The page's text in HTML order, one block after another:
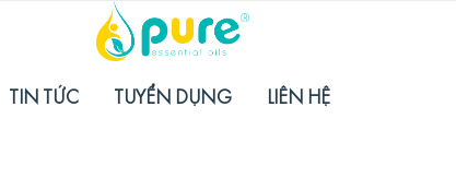
TIN TỨC TUYỂN DỤNG LIÊN HỆ